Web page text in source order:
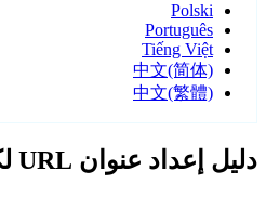
Polski
Português
Tiếng Việt
中文(简体)
中文(繁體)
دليل إعداد عنوان URL لكاميرا IP Littleadd